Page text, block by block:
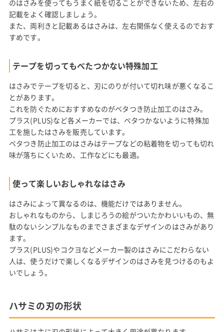
のはさみを使ってもうまく紙を切ることができないため、左右の
記載をよく確認しましょう。
また、両利きと記載あるはさみは、左右関係なく使えるのでおす
すめです。
テープを切ってもべたつかない特殊加工
はさみでテープを切ると、刃にのりが付いて切れ味が悪くなるこ
とがあります。
これを防ぐためにおすすめなのがベタつき防止加工のはさみ。
プラス(PLUS)など各メーカーでは、ベタつかないように特殊加
工を施したはさみを販売しています。
ベタつき防止加工のはさみはテープなどの粘着物を切っても切れ
味が落ちにくいため、工作などにも最適。
使って楽しいおしゃれなはさみ
はさみによって異なるのは、機能だけではありません。
おしゃれなものから、しまじろうの絵がついたかわいいもの、無
駄のないシンプルなものまでさまざまなデザインのはさみがあり
ます。
プラス(PLUS)やコクヨなどメーカー製のはさみにこだわらない
人は、使うだけで楽しくなるデザインのはさみを見つけるのもよ
いでしょう。
ハサミの刃の形状